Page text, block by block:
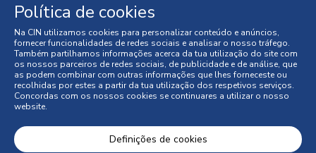
Política de Privacidade
Política de Cookies
Faqs
Litígios de Consumo
Condições Gerais de Venda
Política de cookies
Na CIN utilizamos cookies para personalizar conteúdo e anúncios,
fornecer funcionalidades de redes sociais e analisar o nosso tráfego.
Também partilhamos informações acerca da tua utilização do site com
os nossos parceiros de redes sociais, de publicidade e de análise, que
as podem combinar com outras informações que lhes forneceste ou
recolhidas por estes a partir da tua utilização dos respetivos serviços.
Concordas com os nossos cookies se continuares a utilizar o nosso
website.
Definições de cookies